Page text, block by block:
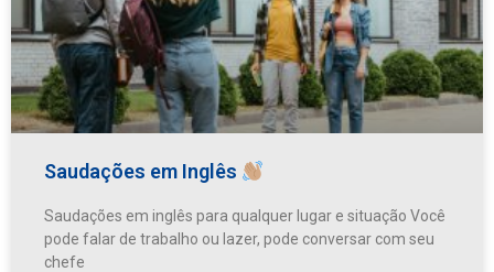
Saudações em Inglês
Saudações em inglês para qualquer lugar e situação Você
pode falar de trabalho ou lazer, pode conversar com seu
chefe